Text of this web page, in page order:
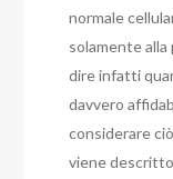
normale
solamente
dire infatti
davvero
considerare
viene